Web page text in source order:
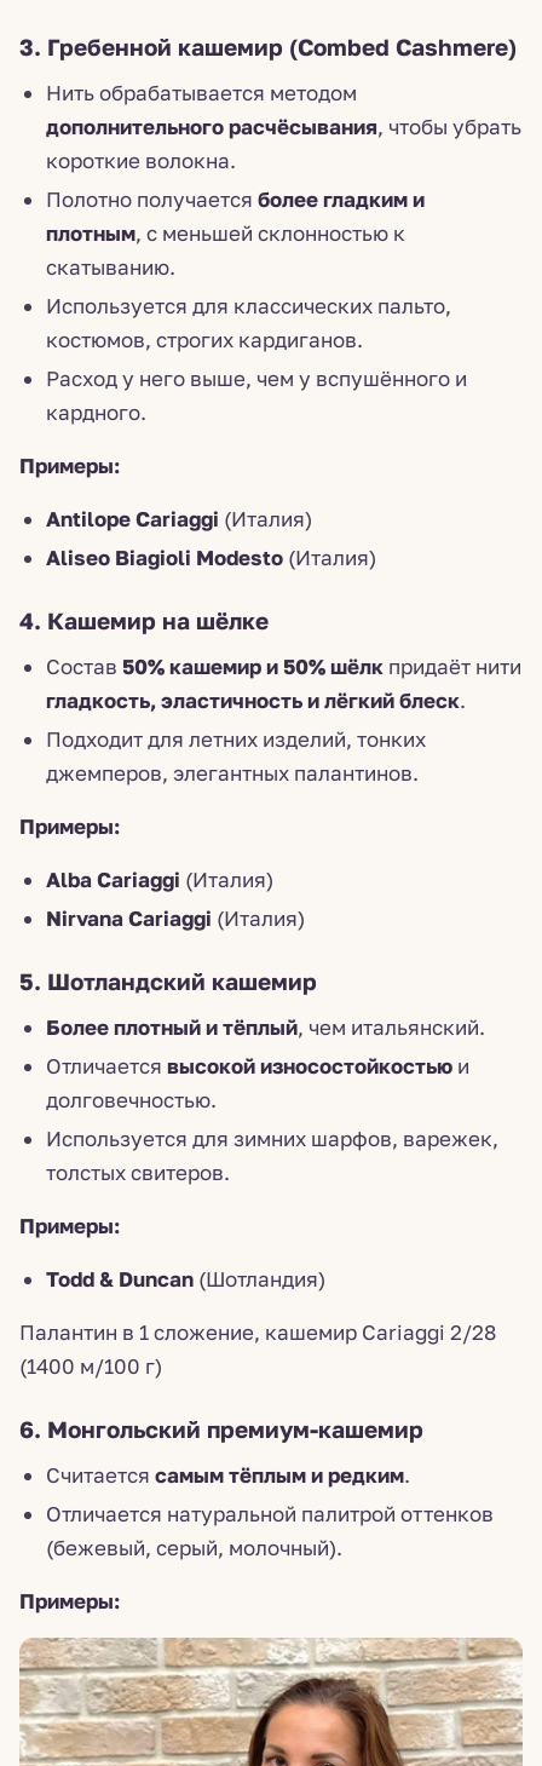
3. Гребенной кашемир (Combed Cashmere)
Нить обрабатывается методом
дополнительного расчёсывания, чтобы убрать
короткие волокна.
Полотно получается более гладким и
плотным, с меньшей склонностью к
скатыванию.
Используется для классических пальто,
костюмов, строгих кардиганов.
Расход у него выше, чем у вспушённого и
кардного.
Примеры:
Antilope Cariaggi (Италия)
Aliseo Biagioli Modesto (Италия)
4. Кашемир на шёлке
Состав 50% кашемир и 50% шёлк придаёт нити
гладкость, эластичность и лёгкий блеск.
Подходит для летних изделий, тонких
джемперов, элегантных палантинов.
Примеры:
Alba Cariaggi (Италия)
Nirvana Cariaggi (Италия)
5. Шотландский кашемир
Более плотный и тёплый, чем итальянский.
Отличается высокой износостойкостью и
долговечностью.
Используется для зимних шарфов, варежек,
толстых свитеров.
Примеры:
Todd & Duncan (Шотландия)
Палантин в 1 сложение, кашемир Cariaggi 2/28
(1400 м/100 г)
6. Монгольский премиум-кашемир
Считается самым тёплым и редким.
Отличается натуральной палитрой оттенков
(бежевый, серый, молочный).
Примеры: